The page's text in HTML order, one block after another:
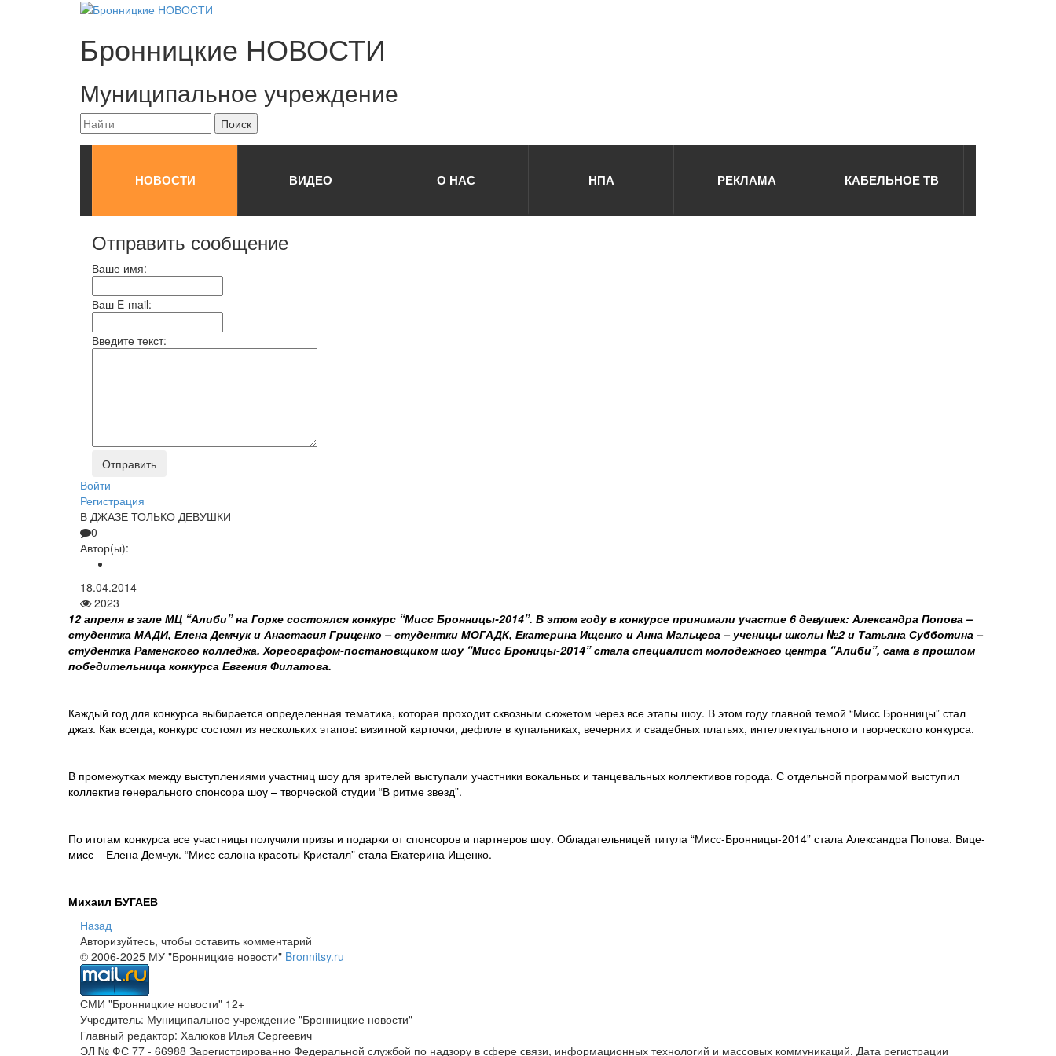
Бронницкие НОВОСТИ
Муниципальное учреждение
НОВОСТИ ВИДЕО О НАС НПА РЕКЛАМА КАБЕЛЬНОЕ ТВ
Отправить сообщение
Ваше имя:
Ваш E-mail:
Введите текст:
Войти
Регистрация
В ДЖАЗЕ ТОЛЬКО ДЕВУШКИ
0
Автор(ы):
18.04.2014
2023
12 апреля в зале МЦ “Алиби” на Горке состоялся конкурс “Мисс Бронницы-2014”. В этом году в конкурсе принимали участие 6 девушек: Александра Попова –
студентка МАДИ, Елена Демчук и Анастасия Гриценко – студентки МОГАДК, Екатерина Ищенко и Анна Мальцева – ученицы школы №2 и Татьяна Субботина –
студентка Раменского колледжа. Хореографом-постановщиком шоу “Мисс Броницы-2014” стала специалист молодежного центра “Алиби”, сама в прошлом
победительница конкурса Евгения Филатова.
Каждый год для конкурса выбирается определенная тематика, которая проходит сквозным сюжетом через все этапы шоу. В этом году главной темой “Мисс Бронницы” стал
джаз. Как всегда, конкурс состоял из нескольких этапов: визитной карточки, дефиле в купальниках, вечерних и свадебных платьях, интеллектуального и творческого конкурса.
В промежутках между выступлениями участниц шоу для зрителей выступали участники вокальных и танцевальных коллективов города. С отдельной программой выступил
коллектив генерального спонсора шоу – творческой студии “В ритме звезд”.
По итогам конкурса все участницы получили призы и подарки от спонсоров и партнеров шоу. Обладательницей титула “Мисс-Бронницы-2014” стала Александра Попова. Вице-
мисс – Елена Демчук. “Мисс салона красоты Кристалл” стала Екатерина Ищенко.
Михаил БУГАЕВ
Назад
Авторизуйтесь, чтобы оставить комментарий
© 2006-2025 МУ "Бронницкие новости" Bronnitsy.ru
СМИ "Бронницкие новости" 12+
Учредитель: Муниципальное учреждение "Бронницкие новости"
Главный редактор: Халюков Илья Сергеевич
ЭЛ № ФС 77 - 66988 Зарегистрированно Федеральной службой по надзору в сфере связи, информационных технологий и массовых коммуникаций. Дата регистрации